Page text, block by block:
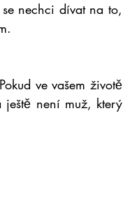
nechci dívat na to,
ve vašem životě
není muž, který